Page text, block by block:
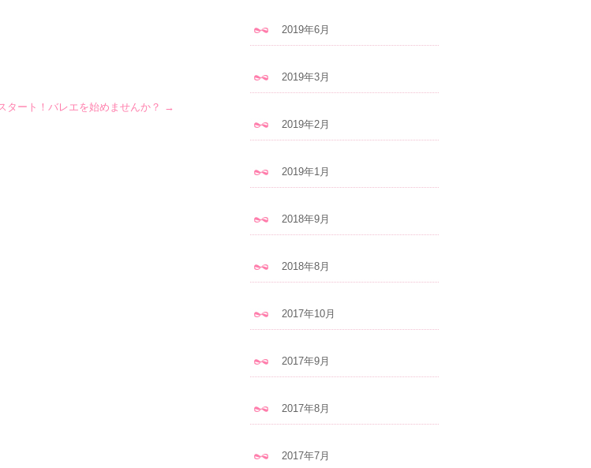
タート！バレエを始めませんか？ →
2019年6月
2019年3月
2019年2月
2019年1月
2018年9月
2018年8月
2017年10月
2017年9月
2017年8月
2017年7月